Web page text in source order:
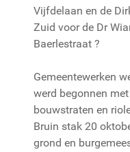
Vijfdelaan en de
Zuid voor de Dr
Baerlestraat ?
Gemeentewerken
werd begonnen
bouwstraten en
Bruin stak 20
grond en